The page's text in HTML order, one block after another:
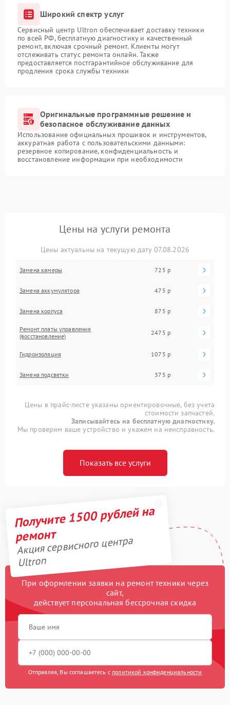
Широкий спектр услуг
Сервисный центр Ultron обеспечивает доставку техники
по всей РФ, бесплатную диагностику и качественный
ремонт, включая срочный ремонт. Клиенты могут
отслеживать статус ремонта онлайн. Также
предоставляется постгарантийное обслуживание для
продления срока службы техники
Оригинальные программные решение и
безопасное обслуживание данных
Использование официальных прошивок и инструментов,
аккуратная работа с пользовательскими данными:
резервное копирование, конфиденциальность и
восстановление информации при необходимости
Цены на услуги ремонта
Цены актуальны на текущую дату 07.08.2026
Замена камеры 725 р
Замена аккумулятора 475 р
Замена корпуса 875 р
Ремонт платы управления
(восстановление)
2475 р
Гидроизоляция 1075 р
Замена подсветки 375 р
Цены в прайс-листе указаны ориентировочные, без учета
стоимости запчастей.
Записывайтесь на бесплатную диагностику.
Мы проверим ваше устройство и укажем на неисправность.
Показать все услуги
Получите 1500 рублей на
ремонт
Акция сервисного центра
Ultron
При оформлении заявки на ремонт техники через
сайт,
действует персональная бессрочная скидка
Отправляя, Вы соглашаетесь с политикой конфиденциальности